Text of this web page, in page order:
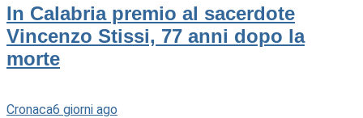
In Calabria premio al sacerdote
Vincenzo Stissi, 77 anni dopo la
morte
Cronaca6 giorni ago